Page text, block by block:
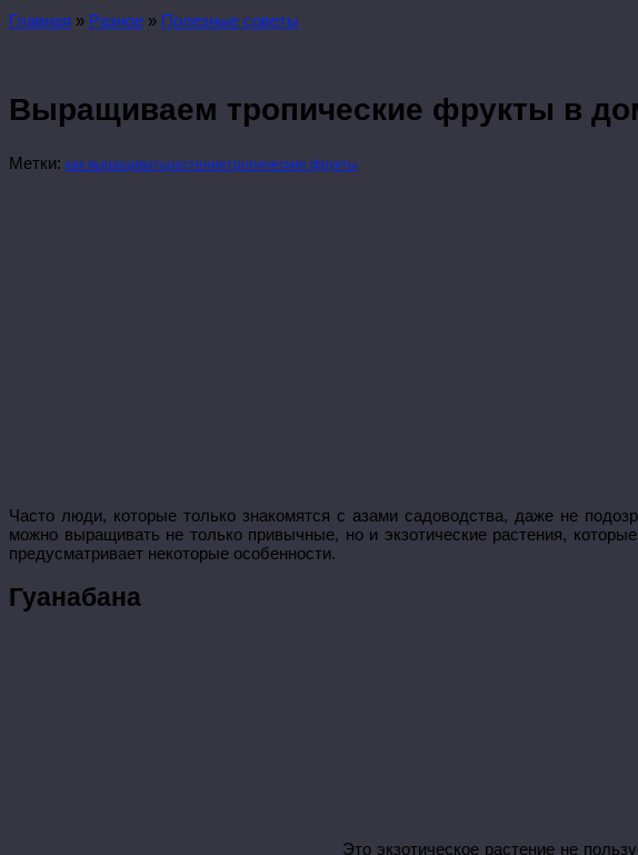
Главная » Разное » Полезные советы
Выращиваем тропические фрукты в
Метки: как выращиватьрастениетропические фрукты
Часто люди, которые только знакомятся с азами садоводства, даже не
можно выращивать не только привычные, но и экзотические растения,
предусматривает некоторые особенности.
Гуанабана
Это экзотическое растение не